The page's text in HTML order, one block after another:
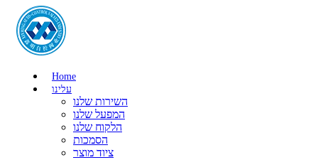
Home
עלינו
השירות שלנו
המפעל שלנו
הלקוח שלנו
הסמכות
ציוד מוצר